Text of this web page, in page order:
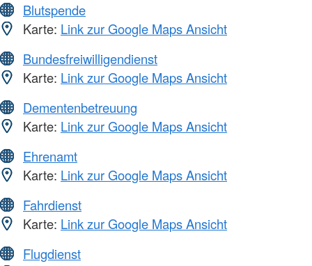
Blutspende
Karte: Link zur Google Maps Ansicht
Bundesfreiwilligendienst
Karte: Link zur Google Maps Ansicht
Dementenbetreuung
Karte: Link zur Google Maps Ansicht
Ehrenamt
Karte: Link zur Google Maps Ansicht
Fahrdienst
Karte: Link zur Google Maps Ansicht
Flugdienst